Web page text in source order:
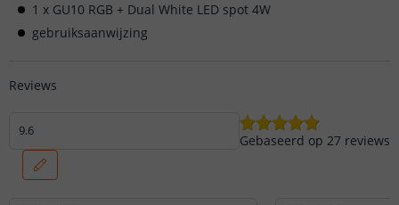
1 x GU10 RGB + Dual White LED spot 4W
gebruiksaanwijzing
Reviews
9.6
Gebaseerd op 27 reviews